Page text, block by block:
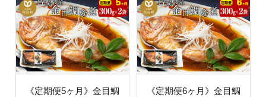
《定期便5ヶ月》金目鯛
《定期便6ヶ月》金目鯛